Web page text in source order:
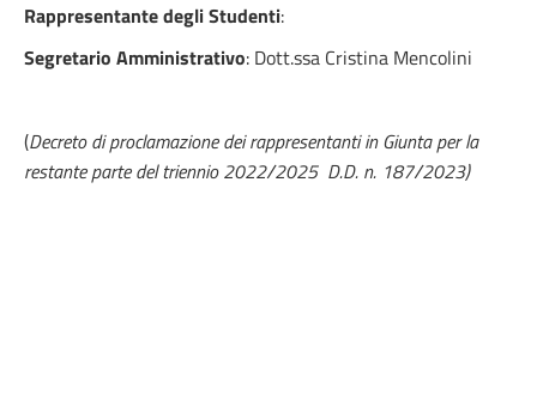
Rappresentante degli Studenti:
Segretario Amministrativo: Dott.ssa Cristina Mencolini
(Decreto di proclamazione dei rappresentanti in Giuntaper la
restante parte del triennio 2022/2025D.D. n. 187/2023)